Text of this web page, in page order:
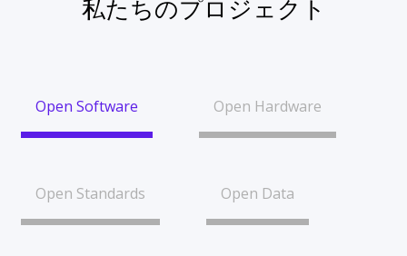
私たちのプロジェクト
Open Software Open Hardware
Open Standards Open Data